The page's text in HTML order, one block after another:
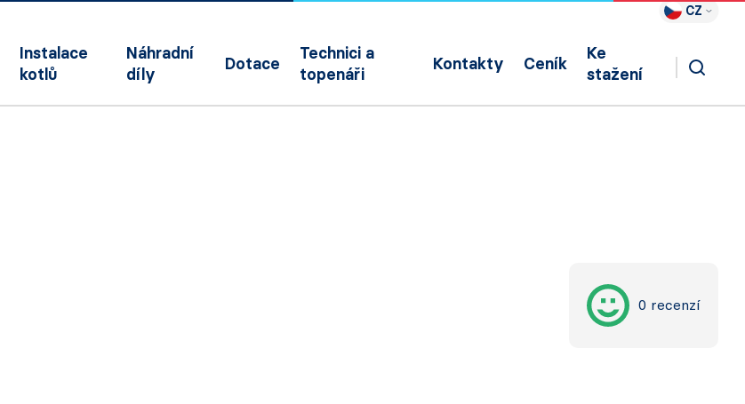
CZ
Instalace
kotlů
Náhradní
díly
Dotace
Technici a
topenáři
Kontakty Ceník
Ke
stažení
0 recenzí